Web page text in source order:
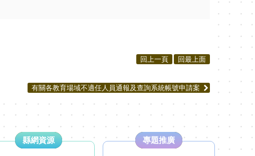
回上一頁 回最上面
有關各教育場域不適任人員通報及查詢系統帳號申請案
縣網資源 專題推廣